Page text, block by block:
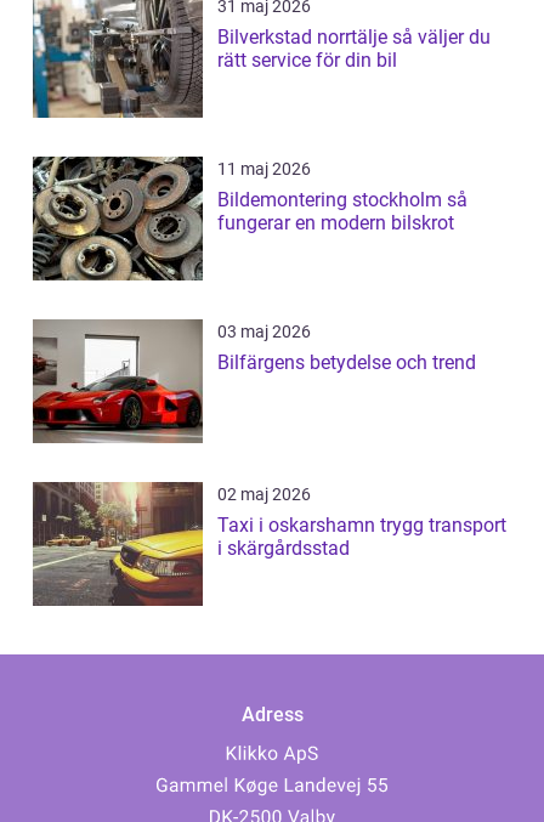
31 maj 2026
Bilverkstad norrtälje så väljer du
rätt service för din bil
11 maj 2026
Bildemontering stockholm så
fungerar en modern bilskrot
03 maj 2026
Bilfärgens betydelse och trend
02 maj 2026
Taxi i oskarshamn trygg transport
i skärgårdsstad
Adress